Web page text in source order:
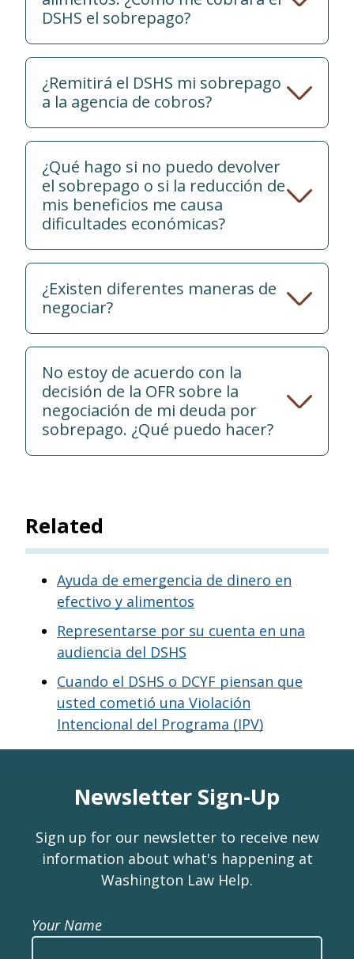
DSHS el sobrepago?
¿Remitirá el DSHS mi sobrepago
a la agencia de cobros?
¿Qué hago si no puedo devolver
el sobrepago o si la reducción de
mis beneficios me causa
dificultades económicas?
¿Existen diferentes maneras de
negociar?
No estoy de acuerdo con la
decisión de la OFR sobre la
negociación de mi deuda por
sobrepago. ¿Qué puedo hacer?
Related
Ayuda de emergencia de dinero en
efectivo y alimentos
Representarse por su cuenta en una
audiencia del DSHS
Cuando el DSHS o DCYF piensan que
usted cometió una Violación
Intencional del Programa (IPV)
Newsletter Sign-Up
Sign up for our newsletter to receive new
information about what's happening at
Washington Law Help.
Your Name